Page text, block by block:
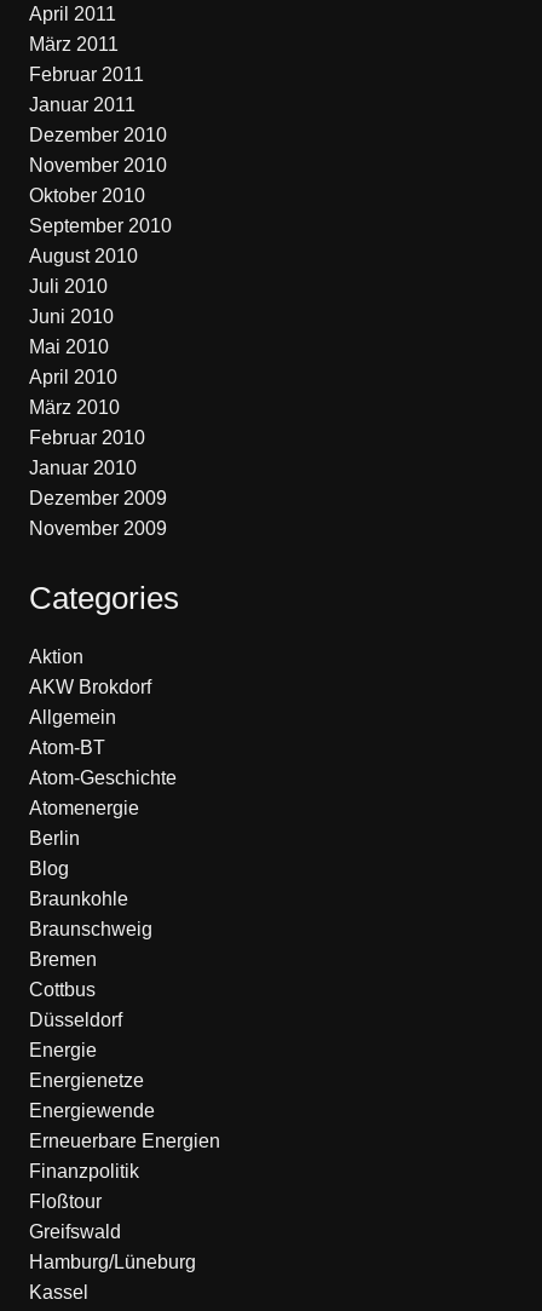
April 2011
März 2011
Februar 2011
Januar 2011
Dezember 2010
November 2010
Oktober 2010
September 2010
August 2010
Juli 2010
Juni 2010
Mai 2010
April 2010
März 2010
Februar 2010
Januar 2010
Dezember 2009
November 2009
Categories
Aktion
AKW Brokdorf
Allgemein
Atom-BT
Atom-Geschichte
Atomenergie
Berlin
Blog
Braunkohle
Braunschweig
Bremen
Cottbus
Düsseldorf
Energie
Energienetze
Energiewende
Erneuerbare Energien
Finanzpolitik
Floßtour
Greifswald
Hamburg/Lüneburg
Kassel